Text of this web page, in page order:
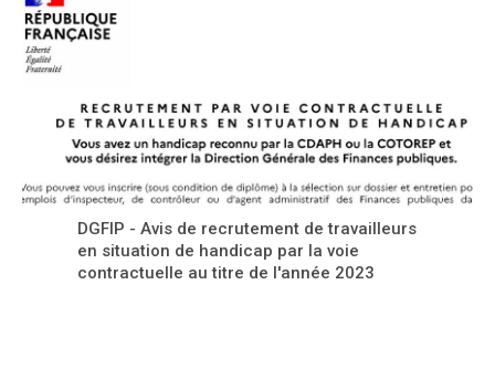
DGFIP - Avis de recrutement de travailleurs
en situation de handicap par la voie
contractuelle au titre de l'année 2023